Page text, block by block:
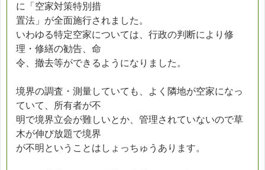
に「空家対策特別措
置法」が全面施行されました。
いわゆる特定空家については、行政の判断により修
理・修繕の勧告、命
令、撤去等ができるようになりました。
境界の調査・測量していても、よく隣地が空家になっ
ていて、所有者が不
明で境界立会が難しいとか、管理されていないので草
木が伸び放題で境界
が不明ということはしょっちゅうあります。